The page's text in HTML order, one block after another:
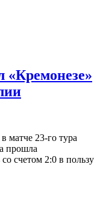
«Кремонезе»
матче 23‑го тура
прошла
счетом 2:0 в пользу